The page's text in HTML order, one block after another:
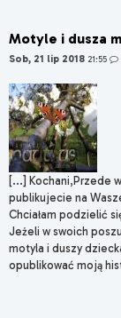
Motyle i dusza
Sob, 21 lip 2018 21:55
[...] Kochani,Przede
publikujecie na
Chciałam podzielić
Jeżeli w swoich
motyla i duszy
opublikować moją